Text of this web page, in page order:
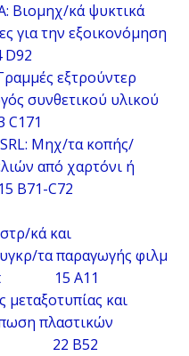
Βιομηχ/κά ψυκτικά
για την εξοικονόμηση
εξτρούντερ
συνθετικού υλικού
SRL: Μηχ/τα κοπής/
από χαρτόνι ή
C72
κά και
τα παραγωγής φιλμ
15 A11
μεταξοτυπίας και
πλαστικών
22 B52